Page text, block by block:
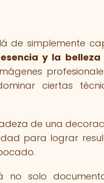
de simplemente
y la
ciertas
de una
para lograr
no solo